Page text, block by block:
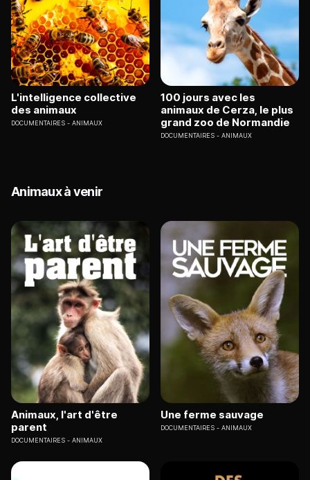
L'intelligence collective
des animaux
DOCUMENTAIRES ANIMAUX
100 jours avec les
animaux de Cerza, le plus
grand zoo de Normandie
DOCUMENTAIRES ANIMAUX
Animaux à venir
Animaux, l'art d'être
parent
DOCUMENTAIRES ANIMAUX
Une ferme sauvage
DOCUMENTAIRES ANIMAUX